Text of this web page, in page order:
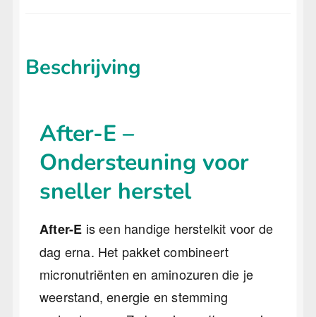
Beschrijving
After-E –
Ondersteuning voor
sneller herstel
After-E is een handige herstelkit voor de
dag erna. Het pakket combineert
micronutriënten en aminozuren die je
weerstand, energie en stemming